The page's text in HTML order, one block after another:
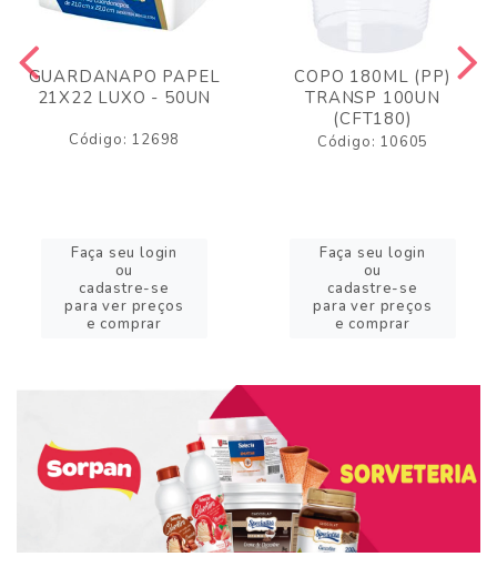
GUARDANAPO PAPEL
21X22 LUXO - 50UN
Código: 12698
Faça seu login
ou
cadastre-se
para ver preços
e comprar
COPO 180ML (PP)
TRANSP 100UN
(CFT180)
Código: 10605
Faça seu login
ou
cadastre-se
para ver preços
e comprar